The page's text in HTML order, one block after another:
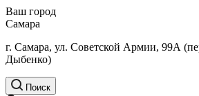
Ваш город
Самара
г. Самара, ул. Советской Армии, 99А
Дыбенко)
Поиск